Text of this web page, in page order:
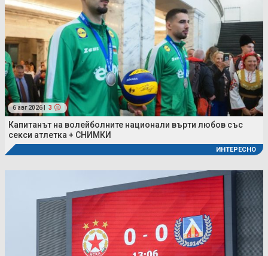
6 авг 2026 | 3
Капитанът на волейболните национали върти любов със
секси атлетка + СНИМКИ
ИНТЕРЕСНО